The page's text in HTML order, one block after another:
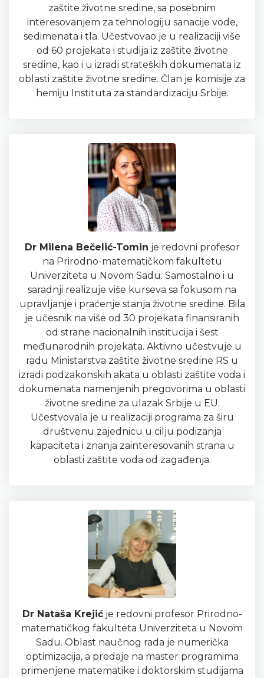
zaštite životne sredine, sa posebnim
interesovanjem za tehnologiju sanacije vode,
sedimenata i tla. Učestvovao je u realizaciji više
od 60 projekata i studija iz zaštite životne
sredine, kao i u izradi strateških dokumenata iz
oblasti zaštite životne sredine. Član je komisije za
hemiju Instituta za standardizaciju Srbije.
Dr Milena Bečelić-Tomin je redovni profesor
na Prirodno-matematičkom fakultetu
Univerziteta u Novom Sadu. Samostalno i u
saradnji realizuje više kurseva sa fokusom na
upravljanje i praćenje stanja životne sredine. Bila
je učesnik na više od 30 projekata finansiranih
od strane nacionalnih institucija i šest
međunarodnih projekata. Aktivno učestvuje u
radu Ministarstva zaštite životne sredine RS u
izradi podzakonskih akata u oblasti zaštite voda i
dokumenata namenjenih pregovorima u oblasti
životne sredine za ulazak Srbije u EU.
Učestvovala je u realizaciji programa za širu
društvenu zajednicu u cilju podizanja
kapaciteta i znanja zainteresovanih strana u
oblasti zaštite voda od zagađenja.
Dr Nataša Krejićje redovni profesor Prirodno-
matematičkog fakulteta Univerziteta u Novom
Sadu. Oblast naučnog rada je numerička
optimizacija, a predaje na master programima
primenjene matematike i doktorskim studijama